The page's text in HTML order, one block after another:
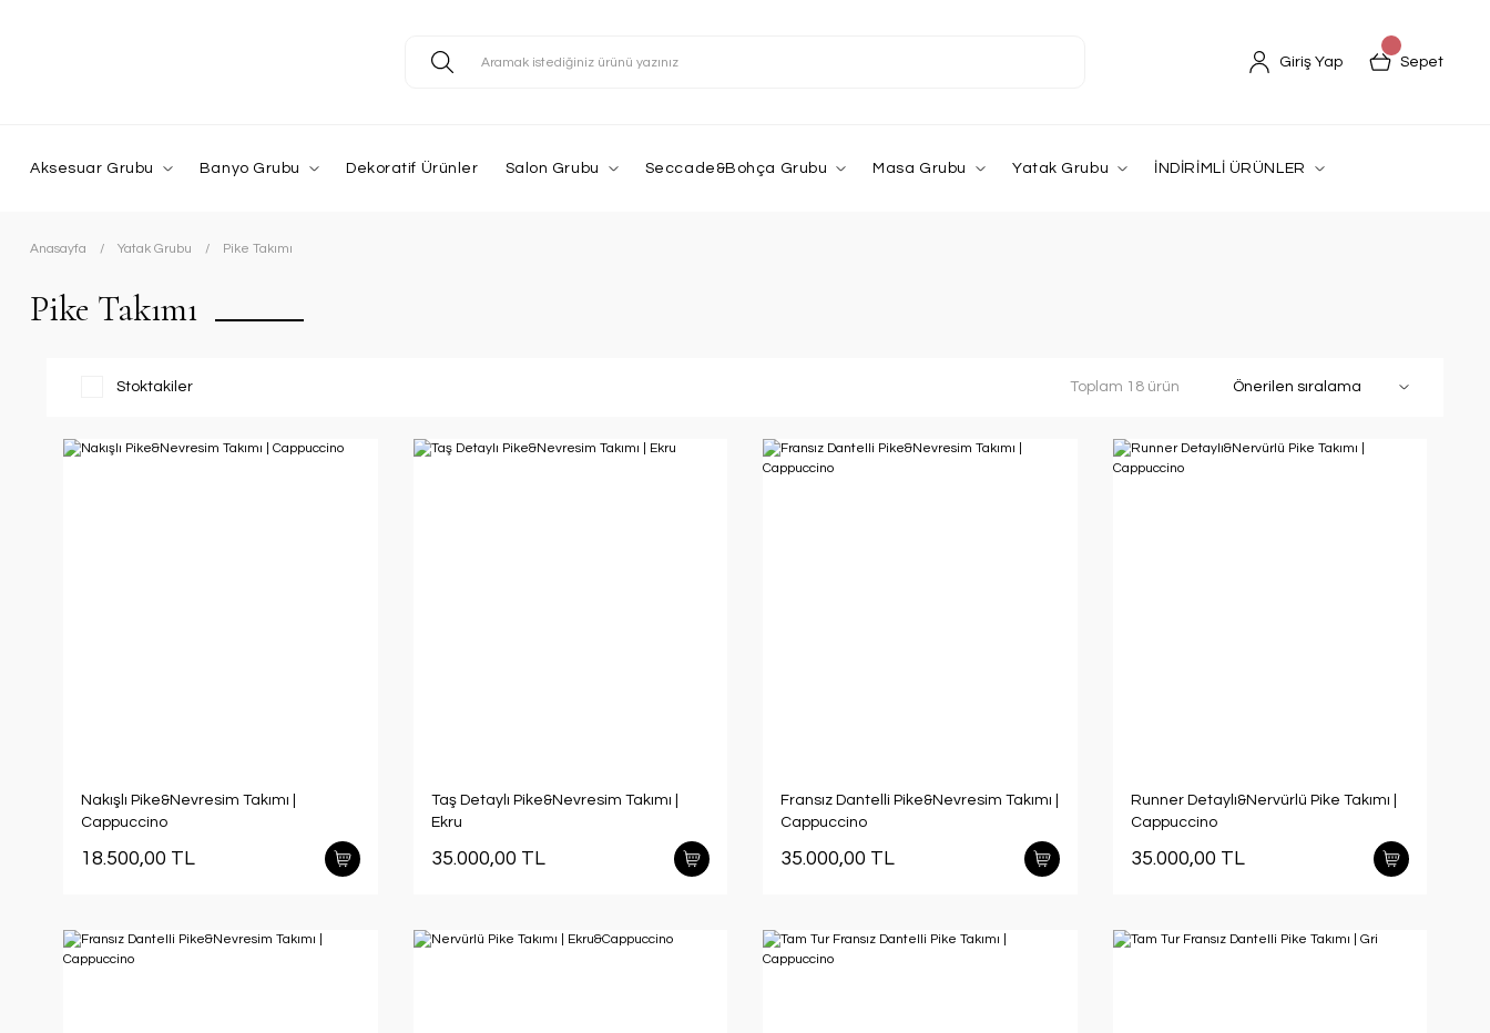
Giriş Yap Sepet
Aksesuar Grubu Banyo Grubu Dekoratif Ürünler Salon Grubu Seccade&Bohça Grubu Masa Grubu Yatak Grubu İNDİRİMLİ ÜRÜNLER
Anasayfa Yatak Grubu Pike Takımı
Pike Takımı
Stoktakiler Toplam 18 ürün
Nakışlı Pike&Nevresim Takımı |
Cappuccino
18.500,00 TL
Taş Detaylı Pike&Nevresim Takımı |
Ekru
35.000,00 TL
Fransız Dantelli Pike&Nevresim Takımı |
Cappuccino
35.000,00 TL
Runner Detaylı&Nervürlü Pike Takımı |
Cappuccino
35.000,00 TL